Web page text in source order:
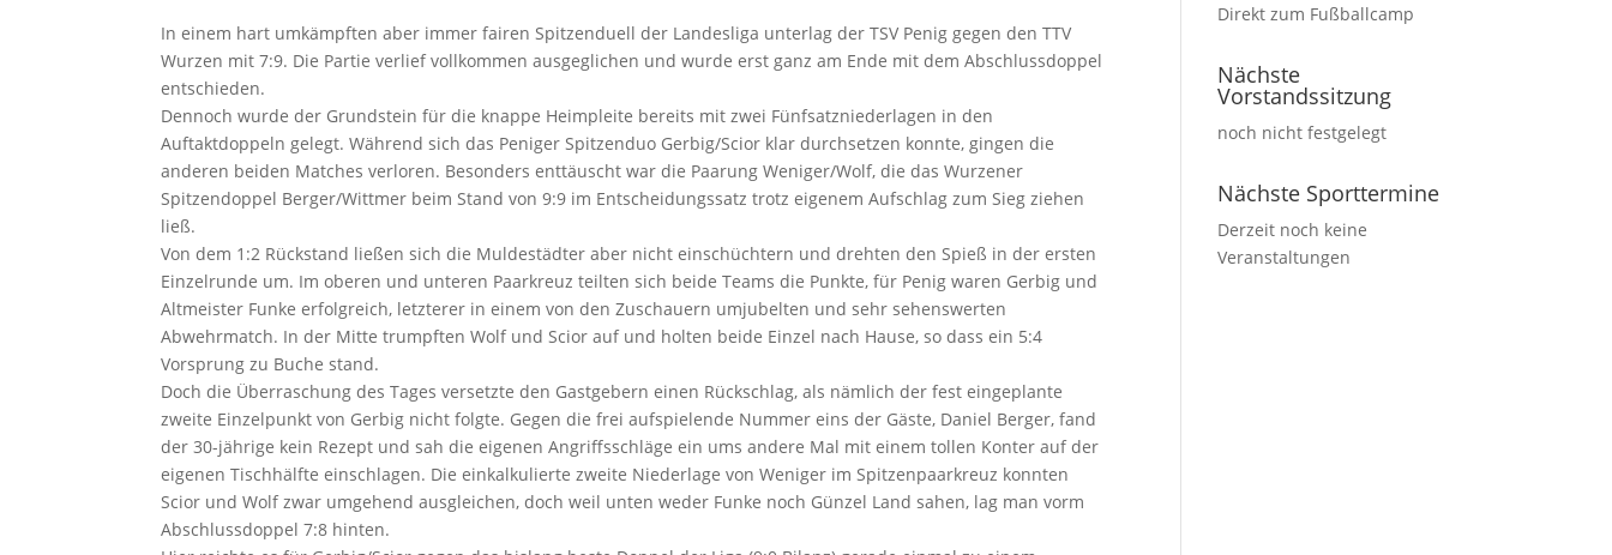
In einem hart umkämpften aber immer fairen Spitzenduell der Landesliga unterlag der TSV Penig gegen den TTV
Wurzen mit 7:9. Die Partie verlief vollkommen ausgeglichen und wurde erst ganz am Ende mit dem Abschlussdoppel
entschieden.
Dennoch wurde der Grundstein für die knappe Heimpleite bereits mit zwei Fünfsatzniederlagen in den
Auftaktdoppeln gelegt. Während sich das Peniger Spitzenduo Gerbig/Scior klar durchsetzen konnte, gingen die
anderen beiden Matches verloren. Besonders enttäuscht war die Paarung Weniger/Wolf, die das Wurzener
Spitzendoppel Berger/Wittmer beim Stand von 9:9 im Entscheidungssatz trotz eigenem Aufschlag zum Sieg ziehen
ließ.
Von dem 1:2 Rückstand ließen sich die Muldestädter aber nicht einschüchtern und drehten den Spieß in der ersten
Einzelrunde um. Im oberen und unteren Paarkreuz teilten sich beide Teams die Punkte, für Penig waren Gerbig und
Altmeister Funke erfolgreich, letzterer in einem von den Zuschauern umjubelten und sehr sehenswerten
Abwehrmatch. In der Mitte trumpften Wolf und Scior auf und holten beide Einzel nach Hause, so dass ein 5:4
Vorsprung zu Buche stand.
Doch die Überraschung des Tages versetzte den Gastgebern einen Rückschlag, als nämlich der fest eingeplante
zweite Einzelpunkt von Gerbig nicht folgte. Gegen die frei aufspielende Nummer eins der Gäste, Daniel Berger, fand
der 30-jährige kein Rezept und sah die eigenen Angriffsschläge ein ums andere Mal mit einem tollen Konter auf der
eigenen Tischhälfte einschlagen. Die einkalkulierte zweite Niederlage von Weniger im Spitzenpaarkreuz konnten
Scior und Wolf zwar umgehend ausgleichen, doch weil unten weder Funke noch Günzel Land sahen, lag man vorm
Abschlussdoppel 7:8 hinten.
Direkt zum Fußballcamp
Nächste
Vorstandssitzung
noch nicht festgelegt
Nächste Sporttermine
Derzeit noch keine
Veranstaltungen